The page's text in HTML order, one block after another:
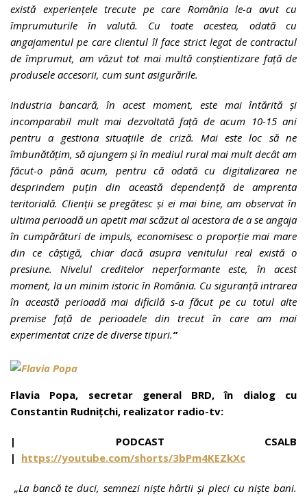
există experiențele trecute pe care România le-a avut cu
împrumuturile în valută. Cu toate acestea, odată cu
angajamentul pe care clientul îl face strict legat de contractul
de împrumut, am văzut tot mai multă conștientizare față de
produsele accesorii, cum sunt asigurările.
Industria bancară, în acest moment, este mai întărită și
incomparabil mult mai dezvoltată față de acum 10-15 ani
pentru a gestiona situațiile de criză. Mai este loc să ne
îmbunătățim, să ajungem și în mediul rural mai mult decât am
făcut-o până acum, pentru că odată cu digitalizarea ne
desprindem puțin din această dependență de amprenta
teritorială. Clienții se pregătesc și ei mai bine, am observat în
ultima perioadă un apetit mai scăzut al acestora de a se angaja
în cumpărături de impuls, economisesc o proporție mai mare
din ce câștigă, chiar dacă asupra venitului real există o
presiune. Nivelul creditelor neperformante este, în acest
moment, la un minim istoric în România. Cu siguranță intrarea
în această perioadă mai dificilă s-a făcut pe cu totul alte
premise față de perioadele din trecut în care am mai
experimentat crize de diverse tipuri.”
Flavia Popa, secretar general BRD, în dialog cu
Constantin Rudnițchi, realizator radio-tv:
| PODCAST CSALB
| https://youtube.com/shorts/3bPm4KEZkXc
„La bancă te duci, semnezi niște hârtii și pleci cu niște bani.